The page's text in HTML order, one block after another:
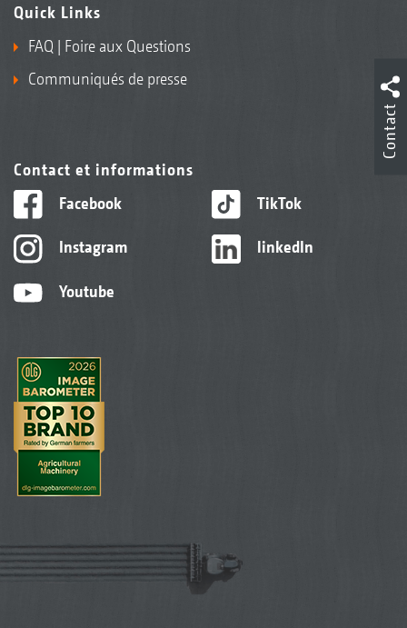
Quick Links
FAQ | Foire aux Questions
Communiqués de presse
Contact et informations
Facebook
Instagram
Youtube
TikTok
linkedIn
Contact